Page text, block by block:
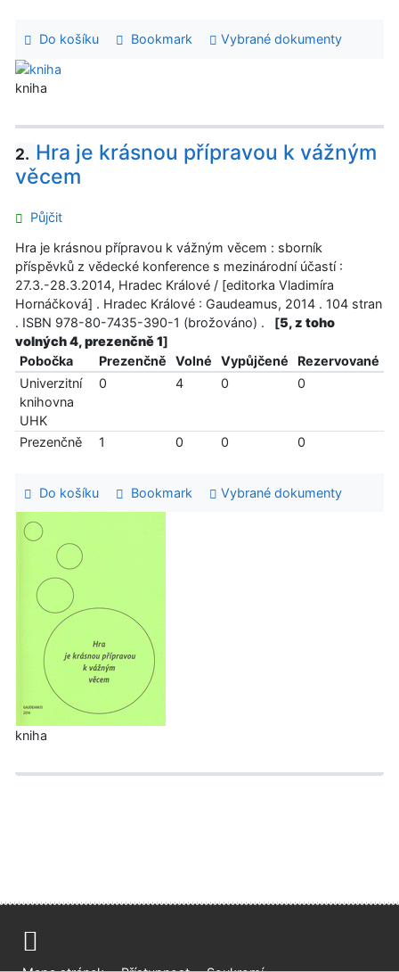
Do košíku Bookmark Vybrané dokumenty
kniha
2. Hra je krásnou přípravou k vážným
věcem
Půjčit
Hra je krásnou přípravou k vážným věcem : sborník
příspěvků z vědecké konference s mezinárodní účastí :
27.3.-28.3.2014, Hradec Králové / [editorka Vladimíra
Hornáčková] . Hradec Králové : Gaudeamus, 2014 . 104 stran
. ISBN 978-80-7435-390-1 (brožováno) .
[5, z toho
volných 4, prezenčně 1]
Pobočka
Prezenčně Volné Vypůjčené
Rezervované
Univerzitní
knihovna
UHK
0 4 0 0
Prezenčně 1 0 0 0
Do košíku Bookmark Vybrané dokumenty
kniha